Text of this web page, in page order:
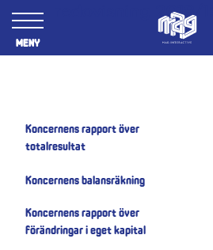
Årsredovisning 2018/19
Koncernens rapport över
totalresultat
Koncernens balansräkning
Koncernens rapport över
förändringar i eget kapital
Meny